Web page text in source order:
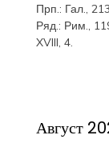
Прп.: Гал.,
Ряд.: Рим.,
XVIII, 4.
Август